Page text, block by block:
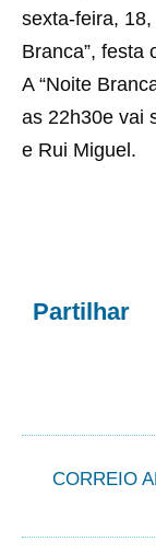
sexta-feira,
Branca”, festa
A “Noite
as 22h30e vai
e Rui Miguel.
Partilhar
CORREIO